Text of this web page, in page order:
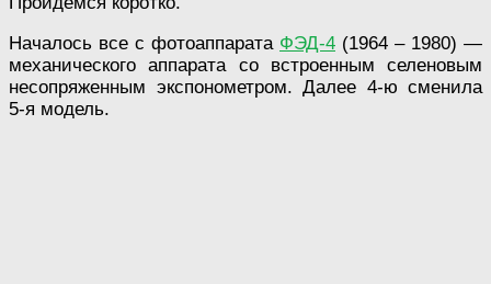
Началось все с фотоаппарата ФЭД-4 (1964 – 1980) —
механического аппарата со встроенным селеновым
несопряженным экспонометром. Далее 4-ю сменила
5-я модель.